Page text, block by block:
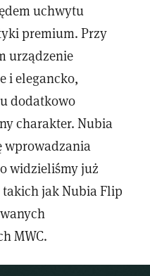
uchwytu
premium. Przy
urządzenie
i elegancko,
dodatkowo
charakter. Nubia
wprowadzania
widzieliśmy już
jak Nubia Flip
MWC.